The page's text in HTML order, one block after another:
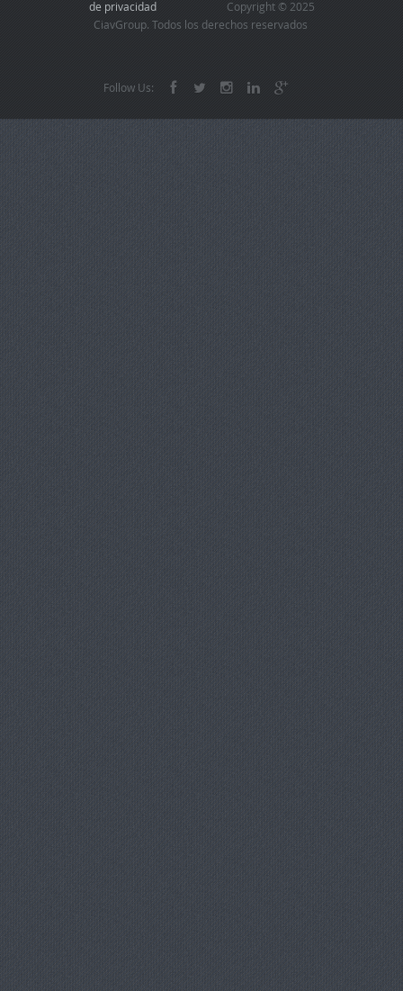
de privacidadCopyright © 2025
CiavGroup. Todos los derechos reservados
Follow Us: